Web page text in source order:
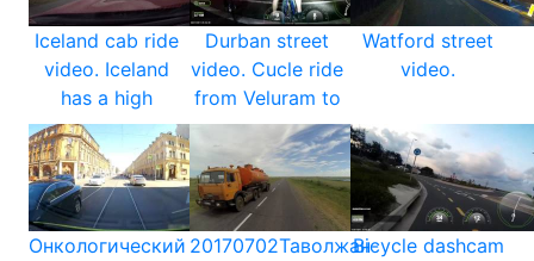
Iceland cab ride
video. Iceland
has a high
Durban street
video. Cucle ride
from Veluram to
Watford street
video.
Онкологический 20170702Таволжан-Bicycle dashcam